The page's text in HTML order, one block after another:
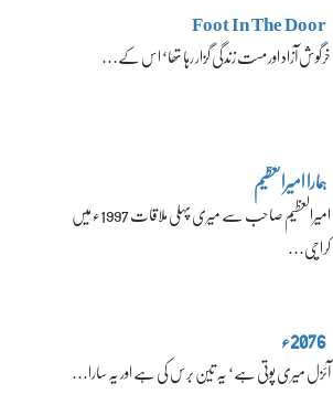
Foot In The Door
خرگوش آزاد اور مست زندگی گزار رہا تھا‘ اس کے…
ہمارا امیرالعظیم
امیرالعظیم صاحب سے میری پہلی ملاقات 1997ء میں
کراچی…
2076ء
آئزل میری پوتی ہے‘ یہ تین برس کی ہے اور یہ سارا…